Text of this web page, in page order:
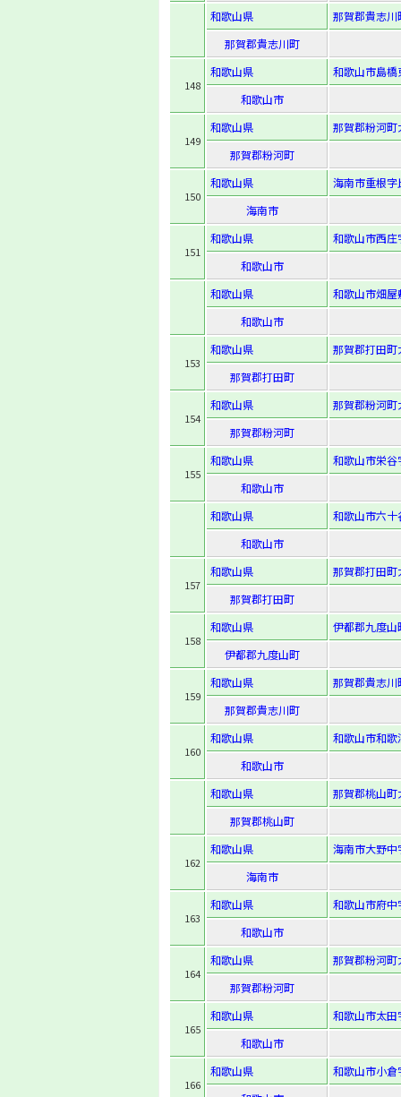
和歌山県
那賀郡貴志
那賀郡貴志川町
148
和歌山県
和歌山市島
和歌山市
149
和歌山県
那賀郡粉河
那賀郡粉河町
150
和歌山県
海南市重根
海南市
151
和歌山県
和歌山市西
和歌山市
和歌山県
和歌山市畑
和歌山市
153
和歌山県
那賀郡打田
那賀郡打田町
154
和歌山県
那賀郡粉河
那賀郡粉河町
155
和歌山県
和歌山市栄
和歌山市
和歌山県
和歌山市六
和歌山市
157
和歌山県
那賀郡打田
那賀郡打田町
158
和歌山県
伊都郡九度
伊都郡九度山町
159
和歌山県
那賀郡貴志
那賀郡貴志川町
160
和歌山県
和歌山市和
和歌山市
和歌山県
那賀郡桃山
那賀郡桃山町
162
和歌山県
海南市大野
海南市
163
和歌山県
和歌山市府
和歌山市
164
和歌山県
那賀郡粉河
那賀郡粉河町
165
和歌山県
和歌山市太
和歌山市
166
和歌山県
和歌山市小